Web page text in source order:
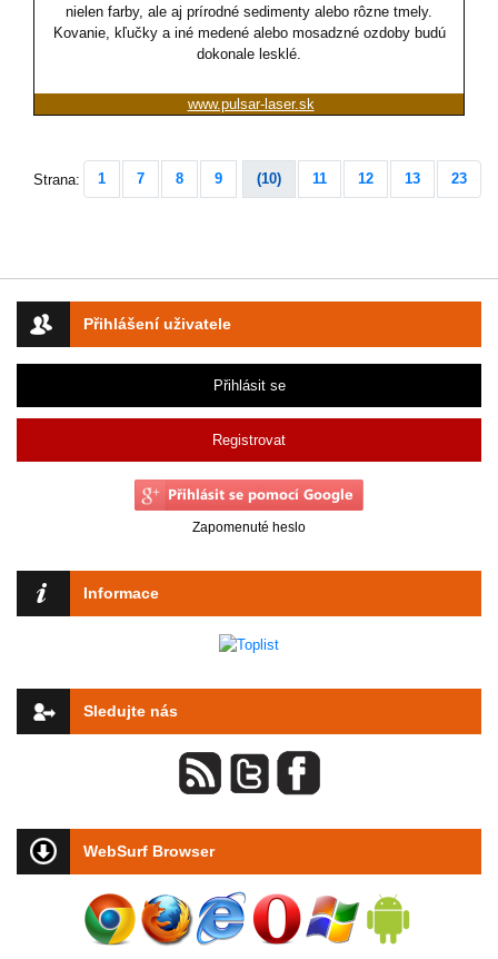
Přihlášení uživatele
Přihlásit se
Registrovat
Zapomenuté heslo
Informace
Sledujte nás
WebSurf Browser
nielen farby, ale aj prírodné sedimenty alebo rôzne tmely.
Kovanie, kľučky a iné medené alebo mosadzné ozdoby budú
dokonale lesklé.
www.pulsar-laser.sk
Strana: 1 7 8 9 (10) 11 12 13 23